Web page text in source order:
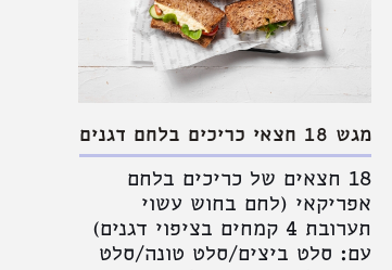
מגש 18 חצאי כריכים בלחם דגנים
18 חצאים של כריכים בלחם
אפריקאי (לחם בחוש עשוי
תערובת 4 קמחים בציפוי דגנים)
עם: סלט ביצים/סלט טונה/סלט